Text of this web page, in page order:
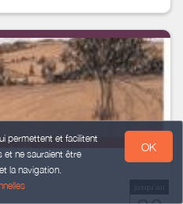
permettent et facilitent
et ne sauraient être
la navigation.
OK